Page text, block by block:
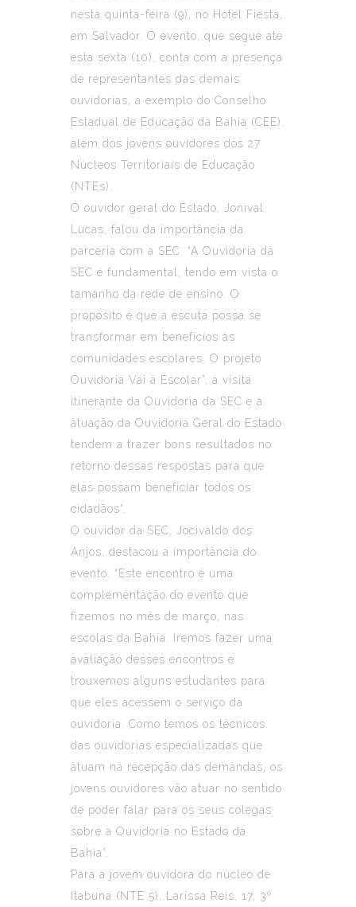
nesta quinta-feira (9), no Hotel Fiesta,
em Salvador. O evento, que segue até
esta sexta (10), conta com a presença
de representantes das demais
ouvidorias, a exemplo do Conselho
Estadual de Educação da Bahia (CEE),
além dos jovens ouvidores dos 27
Núcleos Territoriais de Educação
(NTEs).
O ouvidor geral do Estado, Jonival
Lucas, falou da importância da
parceria com a SEC. “A Ouvidoria da
SEC é fundamental, tendo em vista o
tamanho da rede de ensino. O
propósito é que a escuta possa se
transformar em benefícios às
comunidades escolares. O projeto
Ouvidoria Vai à Escolar”, a visita
itinerante da Ouvidoria da SEC e a
atuação da Ouvidoria Geral do Estado
tendem a trazer bons resultados no
retorno dessas respostas para que
elas possam beneficiar todos os
cidadãos”.
O ouvidor da SEC, Jocivaldo dos
Anjos, destacou a importância do
evento. “Este encontro é uma
complementação do evento que
fizemos no mês de março, nas
escolas da Bahia. Iremos fazer uma
avaliação desses encontros e
trouxemos alguns estudantes para
que eles acessem o serviço da
ouvidoria. Como temos os técnicos
das ouvidorias especializadas que
atuam na recepção das demandas, os
jovens ouvidores vão atuar no sentido
de poder falar para os seus colegas
sobre a Ouvidoria no Estado da
Bahia”.
Para a jovem ouvidora do núcleo de
Itabuna (NTE 5), Larissa Reis, 17, 3º